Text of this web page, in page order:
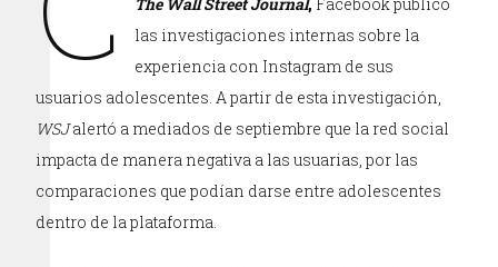
las investigaciones internas sobre la
experiencia con Instagram de sus
usuarios adolescentes. A partir de esta investigación,
WSJalertó a mediados de septiembre que la red social
impacta de manera negativa a las usuarias, por las
comparaciones que podían darse entre adolescentes
dentro de la plataforma.